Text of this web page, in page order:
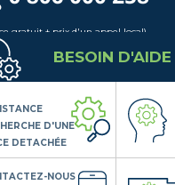
gratuit + prix d'un appel local)
au Vendredi de 9h à 18h
Contactez-Nous
Suivez-nous
LSDLP, Tous droits réservés
BESOIN D'AIDE
D'UNE
DETACHÉE
NOUS